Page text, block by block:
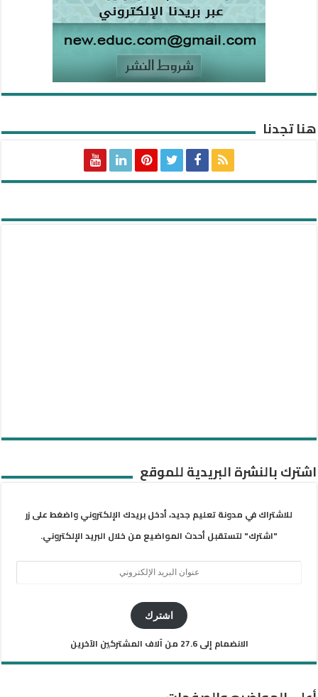
هنا تجدنا
اشترك بالنشرة البريدية للموقع
للاشتراك في مدونة تعليم جديد، أدخل بريدك الإلكتروني واضغط على زر
"اشترك" لتستقبل أحدث المواضيع من خلال البريد الإلكتروني.
اشترك
الانضمام إلى 27.6 من آلاف المشتركين الآخرين